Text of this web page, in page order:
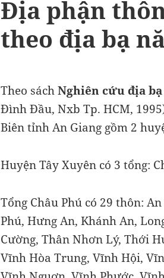
Địa phận
theo địa bạ
Theo sáchNghiên cứu địa
Đình Đầu, Nxb Tp. HCM,
Biên tỉnh An Giang gồm 2
Huyện Tây Xuyên có 3 tổng:
Tổng Châu Phú có 29 thôn:
Phú, Hưng An, Khánh An,
Cường, Thân Nhơn Lý, Thới
Vĩnh Hòa Trung, Vĩnh Hội,